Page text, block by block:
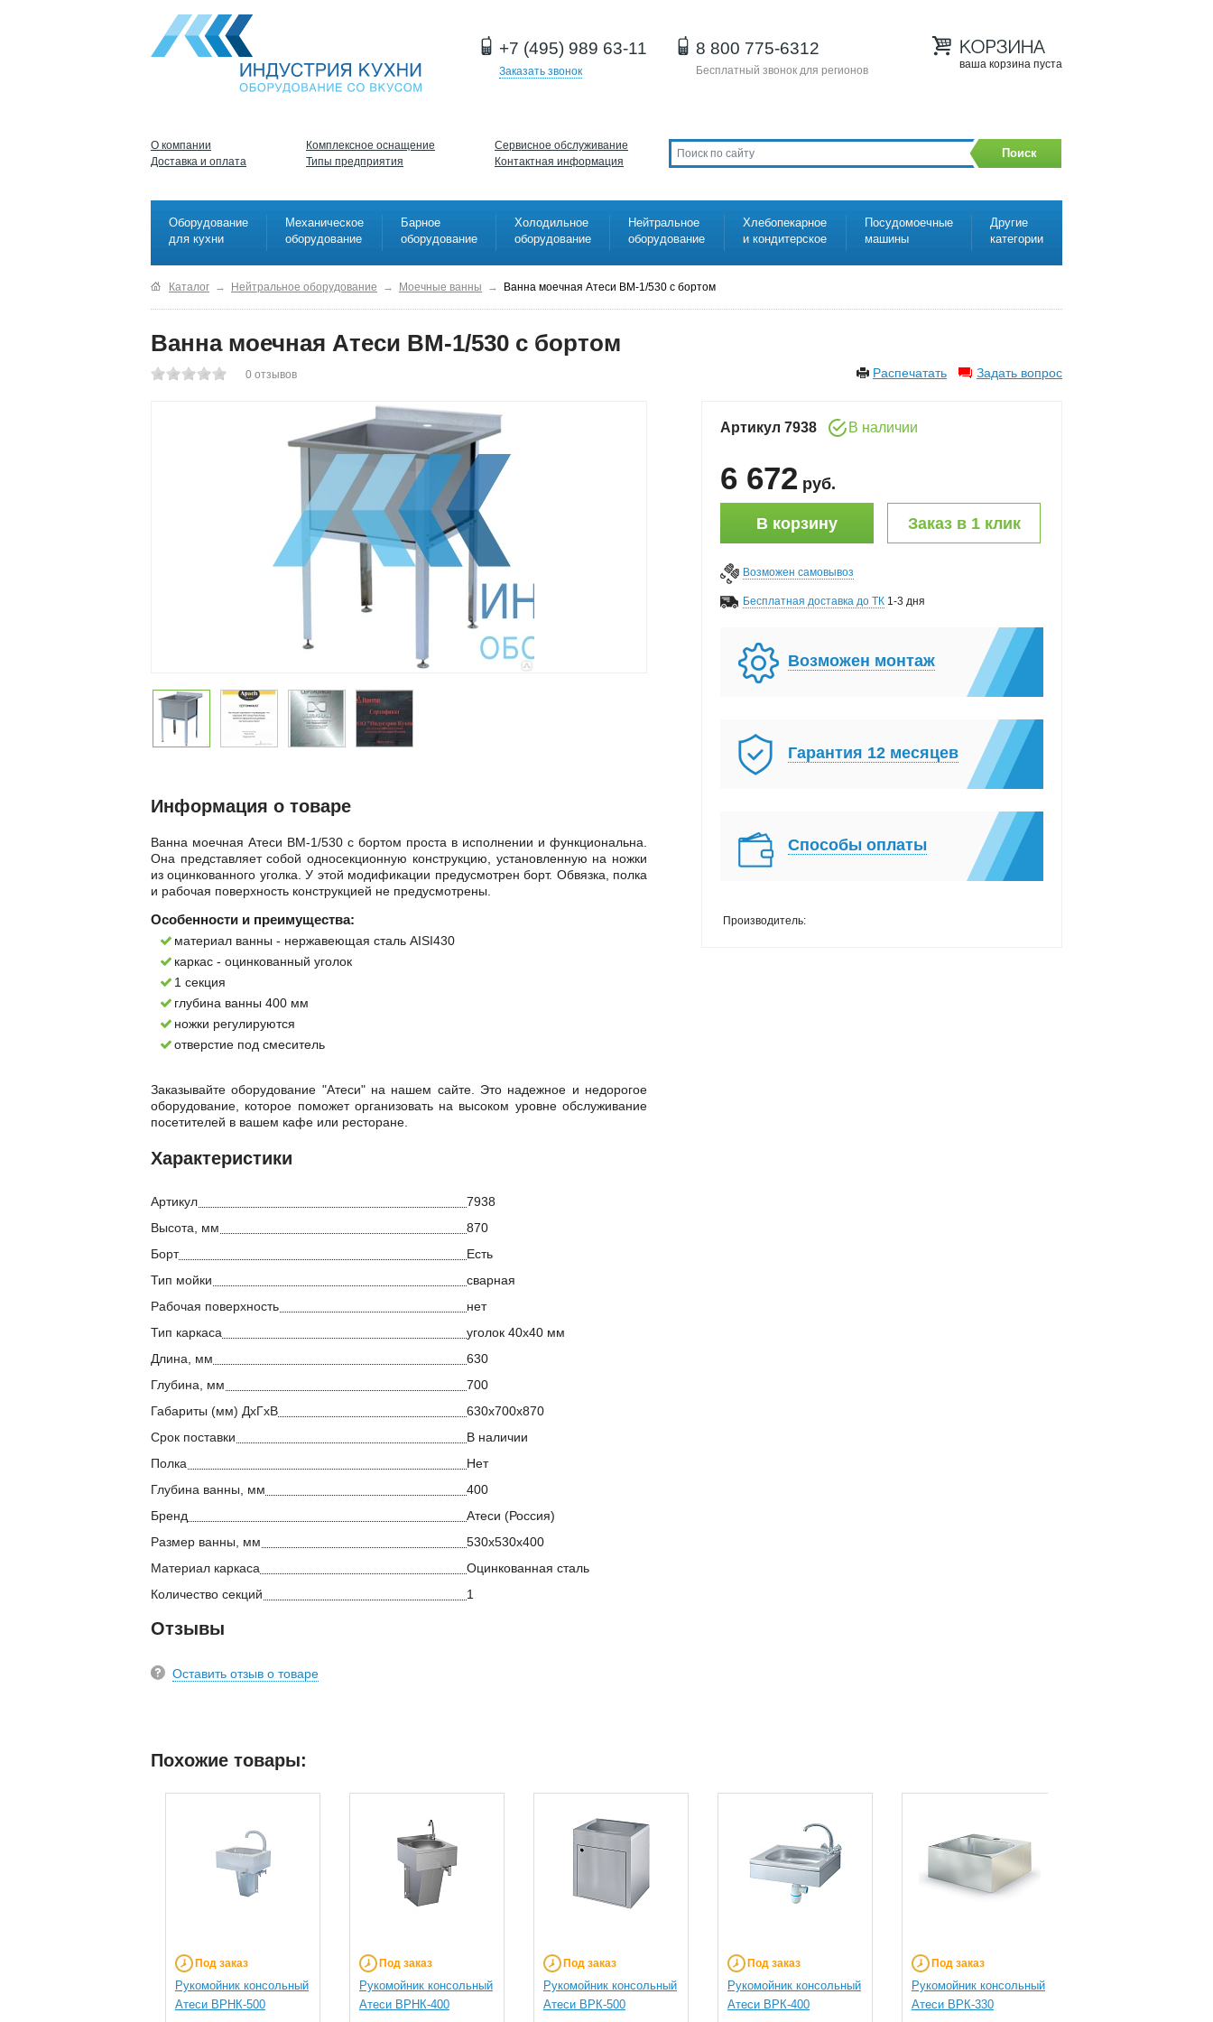
+7 (495) 989 63-11
Заказать звонок
8 800 775-6312
Бесплатный звонок для регионов ваша корзина пуста
О компании
Доставка и оплата
Комплексное оснащение
Типы предприятия
Сервисное обслуживание
Контактная информация
Поиск
Оборудование
для кухни
Механическое
оборудование
Барное
оборудование
Холодильное
оборудование
Нейтральное
оборудование
Хлебопекарное
и кондитерское
Посудомоечные
машины
Другие
категории
Каталог → Нейтральное оборудование → Моечные ванны → Ванна моечная Атеси ВМ-1/530 с бортом
Ванна моечная Атеси ВМ-1/530 с бортом
Распечатать Задать вопрос
0 отзывов
Артикул 7938 В наличии
6 672 руб.
В корзину Заказ в 1 клик
Возможен самовывоз
Бесплатная доставка до ТК 1-3 дня
Возможен монтаж
Гарантия 12 месяцев
Способы оплаты
Производитель:
Информация о товаре
Ванна моечная Атеси ВМ-1/530 с бортом проста в исполнении и функциональна.
Она представляет собой односекционную конструкцию, установленную на ножки
из оцинкованного уголка. У этой модификации предусмотрен борт. Обвязка, полка
и рабочая поверхность конструкцией не предусмотрены.
Особенности и преимущества:
материал ванны - нержавеющая сталь AISI430
каркас - оцинкованный уголок
1 секция
глубина ванны 400 мм
ножки регулируются
отверстие под смеситель
Заказывайте оборудование "Атеси" на нашем сайте. Это надежное и недорогое
оборудование, которое поможет организовать на высоком уровне обслуживание
посетителей в вашем кафе или ресторане.
Характеристики
Артикул
7938
Высота, мм
870
Борт
Есть
Тип мойки
сварная
Рабочая поверхность
нет
Тип каркаса
уголок 40х40 мм
Длина, мм
630
Глубина, мм
700
Габариты (мм) ДхГхВ
630х700х870
Срок поставки
В наличии
Полка
Нет
Глубина ванны, мм
400
Бренд
Атеси (Россия)
Размер ванны, мм
530х530х400
Материал каркаса
Оцинкованная сталь
Количество секций
1
Отзывы
Оставить отзыв о товаре
Похожие товары:
Под заказ
Рукомойник консольный
Атеси ВРНК-500
Под заказ
Рукомойник консольный
Атеси ВРНК-400
Под заказ
Рукомойник консольный
Атеси ВРК-500
Под заказ
Рукомойник консольный
Атеси ВРК-400
Под заказ
Рукомойник консольный
Атеси ВРК-330